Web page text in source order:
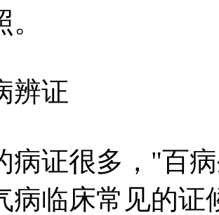
证
很多，"百病
病临床常见的证